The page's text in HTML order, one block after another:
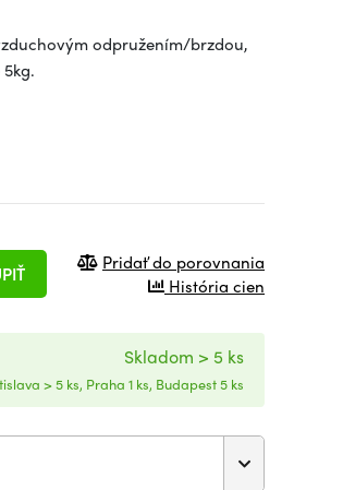
odpružením/brzdou,
Pridať do porovnania
História cien
Skladom > 5 ks
> 5 ks, Praha 1 ks, Budapest 5 ks